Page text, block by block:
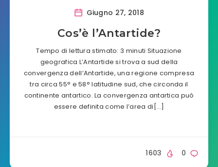
Giugno 27, 2018
Cos’è l’Antartide?
Tempo di lettura stimato: 3 minuti Situazione
geografica L’Antartide si trova a sud della
convergenza dell’Antartide, una regione compresa
tra circa 55° e 58° latitudine sud, che circonda il
continente antartico. La convergenza antartica può
essere definita come l’area di[…]
0
1603